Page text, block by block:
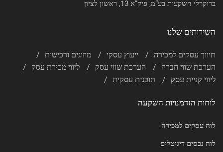
ברוקרלי השקעות בע”מ, פיק”א 13, ראשון לציון
השירותים שלנו
תיווך עסקים למכירה ייעוץ עסקי
מיזוגים ורכישות
הערכת שווי חברה
הערכת שווי עסק
ליווי מכירת עסק
ליווי קניית עסק
תוכנית עסקית
לוחות הזדמנויות השקעה
לוח עסקים למכירה
לוח נכסים דיגיטלים